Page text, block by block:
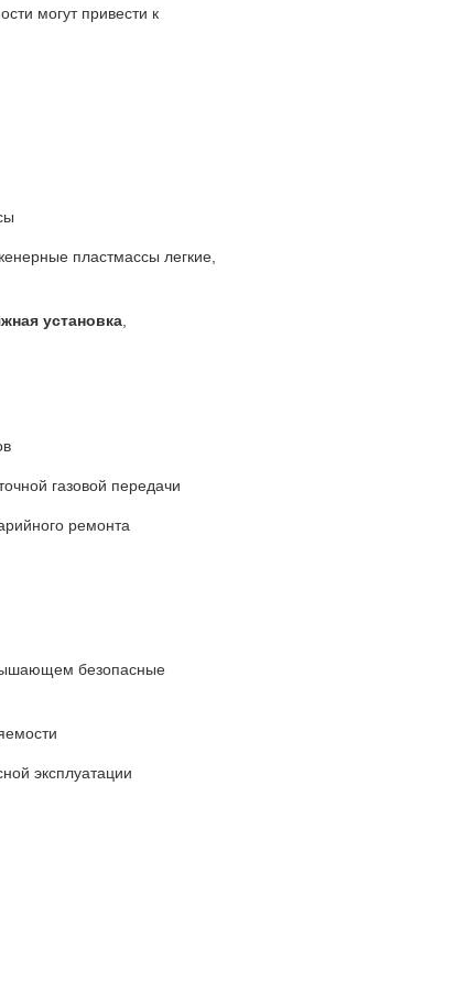
могут привести к
пластмассы легкие,
установка,
газовой передачи
ремонта
безопасные
эксплуатации